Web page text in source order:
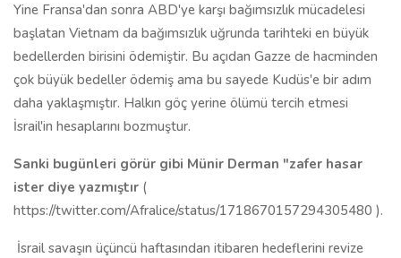
Yine Fransa'dan sonra ABD'ye karşı bağımsızlık mücadelesi
başlatan Vietnam da bağımsızlık uğrunda tarihteki en büyük
bedellerden birisini ödemiştir. Bu açıdan Gazze de hacminden
çok büyük bedeller ödemiş ama bu sayede Kudüs'e bir adım
daha yaklaşmıştır. Halkın göç yerine ölümü tercih etmesi
İsrail'in hesaplarını bozmuştur.
Sanki bugünleri görür gibi Münir Derman "zafer hasar
ister diye yazmıştır (
https://twitter.com/Afralice/status/1718670157294305480 ).
İsrail savaşın üçüncü haftasından itibaren hedeflerini revize